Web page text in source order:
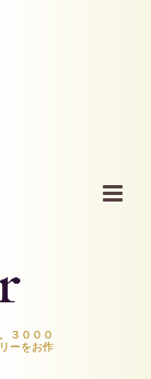
３０００
ーをお作